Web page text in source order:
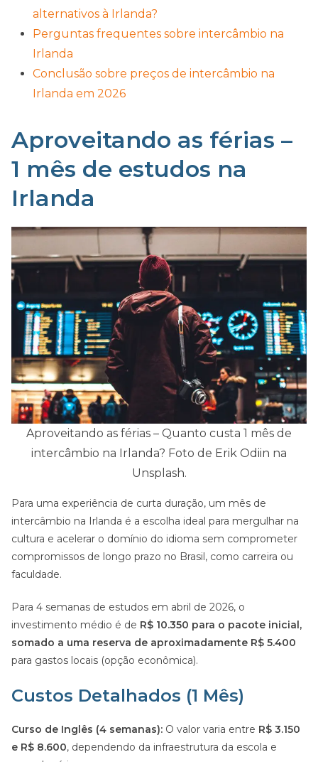
alternativos à Irlanda?
Perguntas frequentes sobre intercâmbio na
Irlanda
Conclusão sobre preços de intercâmbio na
Irlanda em 2026
Aproveitando as férias –
1 mês de estudos na
Irlanda
Aproveitando as férias – Quanto custa 1 mês de
intercâmbio na Irlanda? Foto de Erik Odiin na
Unsplash.
Para uma experiência de curta duração, um mês de
intercâmbio na Irlanda é a escolha ideal para mergulhar na
cultura e acelerar o domínio do idioma sem comprometer
compromissos de longo prazo no Brasil, como carreira ou
faculdade.
Para 4 semanas de estudos em abril de 2026, o
investimento médio é de R$ 10.350 para o pacote inicial,
somado a uma reserva de aproximadamente R$ 5.400
para gastos locais (opção econômica).
Custos Detalhados (1 Mês)
Curso de Inglês (4 semanas): O valor varia entre R$ 3.150
e R$ 8.600, dependendo da infraestrutura da escola e